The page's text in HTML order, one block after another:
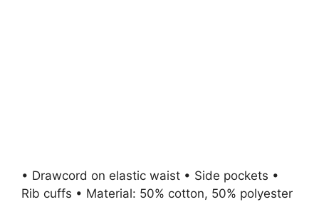
• Drawcord on elastic waist • Side pockets •
Rib cuffs • Material: 50% cotton, 50% polyester